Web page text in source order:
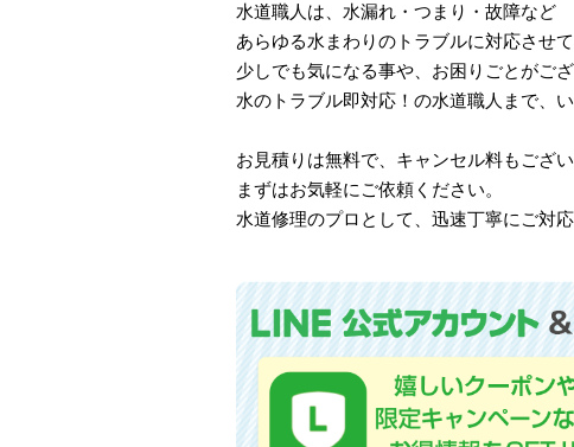
水道職人は、水漏れ・つまり・故障など
あらゆる水まわりのトラブルに対応させ
少しでも気になる事や、お困りごとがご
水のトラブル即対応！の水道職人まで、
お見積りは無料で、キャンセル料もござ
まずはお気軽にご依頼ください。
水道修理のプロとして、迅速丁寧にご対